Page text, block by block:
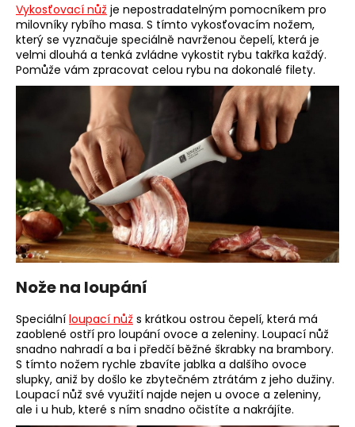
Vykosťovací nůž je nepostradatelným pomocníkem pro
milovníky rybího masa. S tímto vykosťovacím nožem,
který se vyznačuje speciálně navrženou čepelí, která je
velmi dlouhá a tenká zvládne vykostit rybu takřka každý.
Pomůže vám zpracovat celou rybu na dokonalé filety.
Nože na loupání
Speciální loupací nůž s krátkou ostrou čepelí, která má
zaoblené ostří pro loupání ovoce a zeleniny. Loupací nůž
snadno nahradí a ba i předčí běžné škrabky na brambory.
S tímto nožem rychle zbavíte jablka a dalšího ovoce
slupky, aniž by došlo ke zbytečném ztrátám z jeho dužiny.
Loupací nůž své využití najde nejen u ovoce a zeleniny,
ale i u hub, které s ním snadno očistíte a nakrájíte.